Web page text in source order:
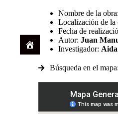
Nombre de la
Localización de
Fecha de
Autor:Juan
Investigador:
Búsqueda en el